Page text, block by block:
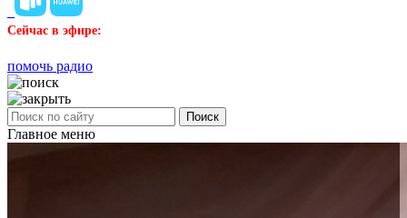
Сейчас в эфире:
помочь радио
Поиск
Главное меню